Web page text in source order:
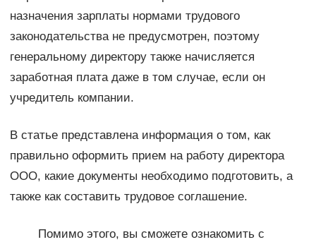
назначения зарплаты нормами трудового
законодательства не предусмотрен, поэтому
генеральному директору также начисляется
заработная плата даже в том случае, если он
учредитель компании.
В статье представлена информация о том, как
правильно оформить прием на работу директора
ООО, какие документы необходимо подготовить, а
также как составить трудовое соглашение.
Помимо этого, вы сможете ознакомить с